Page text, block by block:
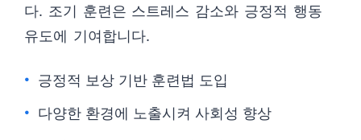
다. 조기 훈련은 스트레스 감소와 긍정적 행동
유도에 기여합니다.
긍정적 보상 기반 훈련법 도입
다양한 환경에 노출시켜 사회성 향상